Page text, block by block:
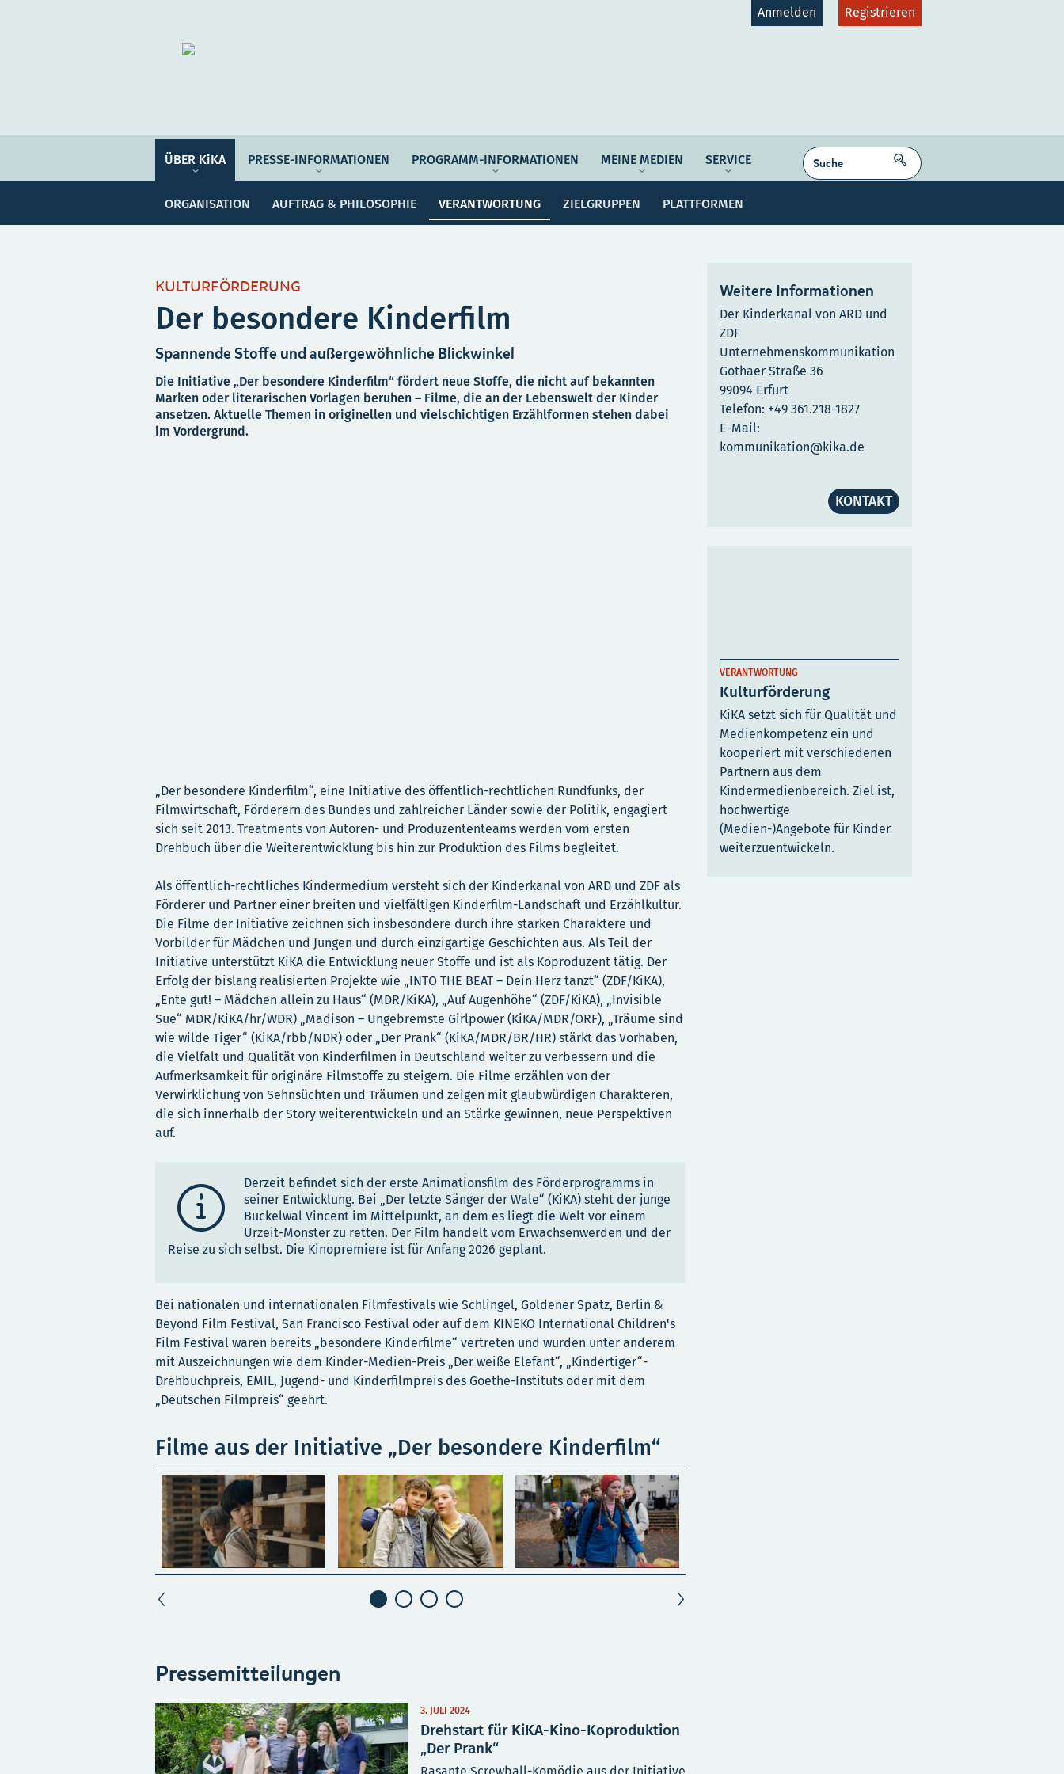
Anmelden Registrieren
ÜBER KiKA
ORGANISATION AUFTRAG & PHILOSOPHIE VERANTWORTUNG ZIELGRUPPEN PLATTFORMEN
PRESSE-INFORMATIONEN PROGRAMM-INFORMATIONEN MEINE MEDIEN SERVICE SUCHEN
ÜBER KIKA
Organisation Auftrag & Philosophie Zielgruppen Plattformen
PRESSE-INFORMATIONEN
Pressemitteilungen Dossiers Previews Podcast
PROGRAMM-INFORMATIONEN
Programmwoche Änderungsmeldungen
MEINE MEDIEN
KULTURFÖRDERUNG
Der besondere Kinderfilm
Spannende Stoffe und außergewöhnliche Blickwinkel
Die Initiative „Der besondere Kinderfilm“ fördert neue Stoffe, die nicht auf bekannten
Marken oder literarischen Vorlagen beruhen – Filme, die an der Lebenswelt der Kinder
ansetzen. Aktuelle Themen in originellen und vielschichtigen Erzählformen stehen dabei
im Vordergrund.
„Der besondere Kinderfilm“, eine Initiative des öffentlich-rechtlichen Rundfunks, der
Filmwirtschaft, Förderern des Bundes und zahlreicher Länder sowie der Politik, engagiert
sich seit 2013. Treatments von Autoren- und Produzententeams werden vom ersten
Drehbuch über die Weiterentwicklung bis hin zur Produktion des Films begleitet.
Als öffentlich-rechtliches Kindermedium versteht sich der Kinderkanal von ARD und ZDF als
Förderer und Partner einer breiten und vielfältigen Kinderfilm-Landschaft und Erzählkultur.
Die Filme der Initiative zeichnen sich insbesondere durch ihre starken Charaktere und
Vorbilder für Mädchen und Jungen und durch einzigartige Geschichten aus. Als Teil der
Initiative unterstützt KiKA die Entwicklung neuer Stoffe und ist als Koproduzent tätig. Der
Erfolg der bislang realisierten Projekte wie „INTO THE BEAT – Dein Herz tanzt“ (ZDF/KiKA),
„Ente gut! – Mädchen allein zu Haus“ (MDR/KiKA), „Auf Augenhöhe“ (ZDF/KiKA), „Invisible
Sue“ MDR/KiKA/hr/WDR) „Madison – Ungebremste Girlpower (KiKA/MDR/ORF), „Träume sind
wie wilde Tiger“ (KiKA/rbb/NDR) oder „Der Prank“ (KiKA/MDR/BR/HR) stärkt das Vorhaben,
die Vielfalt und Qualität von Kinderfilmen in Deutschland weiter zu verbessern und die
Aufmerksamkeit für originäre Filmstoffe zu steigern. Die Filme erzählen von der
Verwirklichung von Sehnsüchten und Träumen und zeigen mit glaubwürdigen Charakteren,
die sich innerhalb der Story weiterentwickeln und an Stärke gewinnen, neue Perspektiven
auf.

Derzeit befindet sich der erste Animationsfilm des Förderprogramms in
seiner Entwicklung. Bei „Der letzte Sänger der Wale“ (KiKA) steht der junge
Buckelwal Vincent im Mittelpunkt, an dem es liegt die Welt vor einem
Urzeit-Monster zu retten. Der Film handelt vom Erwachsenwerden und der
Reise zu sich selbst. Die Kinopremiere ist für Anfang 2026 geplant.
Bei nationalen und internationalen Filmfestivals wie Schlingel, Goldener Spatz, Berlin &
Beyond Film Festival, San Francisco Festival oder auf dem KINEKO International Children's
Film Festival waren bereits „besondere Kinderfilme“ vertreten und wurden unter anderem
mit Auszeichnungen wie dem Kinder-Medien-Preis „Der weiße Elefant“, „Kindertiger“-
Drehbuchpreis, EMIL, Jugend- und Kinderfilmpreis des Goethe-Instituts oder mit dem
„Deutschen Filmpreis“ geehrt.
Filme aus der Initiative „Der besondere Kinderfilm“
Pressemitteilungen
3. JULI 2024
Drehstart für KiKA-Kino-Koproduktion
„Der Prank“
Weitere Informationen
Der Kinderkanal von ARD und
ZDF
Unternehmenskommunikation
Gothaer Straße 36
99094 Erfurt
Telefon: +49 361.218-1827
E-Mail:
kommunikation@kika.de
KONTAKT
VERANTWORTUNG
Kulturförderung
KiKA setzt sich für Qualität und
Medienkompetenz ein und
kooperiert mit verschiedenen
Partnern aus dem
Kindermedienbereich. Ziel ist,
hochwertige
(Medien-)Angebote für Kinder
weiterzuentwickeln.